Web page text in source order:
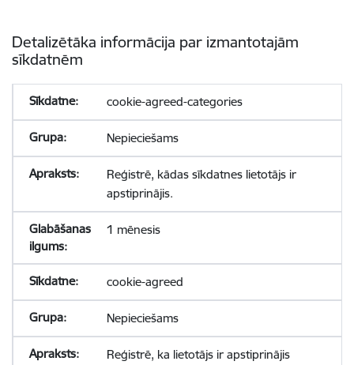
Detalizētāka informācija par izmantotajām
sīkdatnēm
cookie-agreed-categories
Nepieciešams
Reģistrē, kādas sīkdatnes lietotājs ir
apstiprinājis.
1 mēnesis
cookie-agreed
Nepieciešams
Reģistrē, ka lietotājs ir apstiprinājis